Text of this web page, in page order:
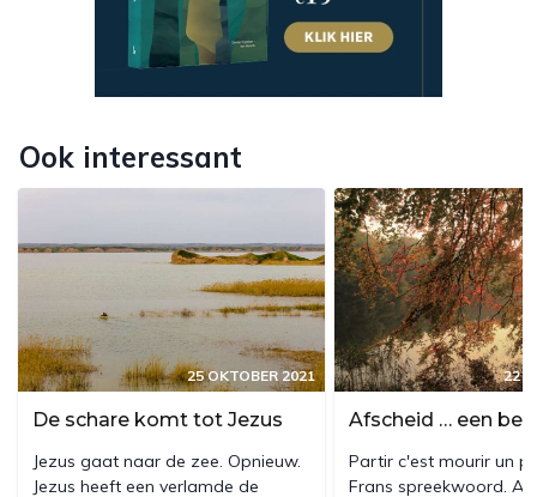
Ook interessant
25 OKTOBER 2021
De schare komt tot Jezus
Jezus gaat naar de zee. Opnieuw.
Jezus heeft een verlamde de
22
Partir c'est mourir un
Frans spreekwoord.